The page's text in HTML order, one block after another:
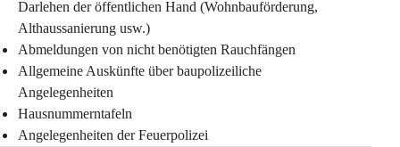
Darlehen der öffentlichen Hand (Wohnbauförderung,
Althaussanierung usw.)
Abmeldungen von nicht benötigten Rauchfängen
Allgemeine Auskünfte über baupolizeiliche
Angelegenheiten
Hausnummerntafeln
Angelegenheiten der Feuerpolizei